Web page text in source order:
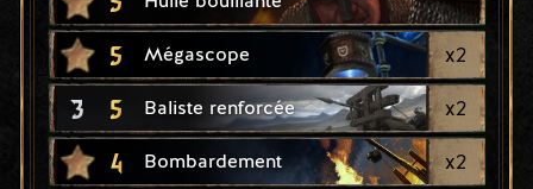
5 Mégascope x2
3 5 Baliste renforcée x2
4 Bombardement x2